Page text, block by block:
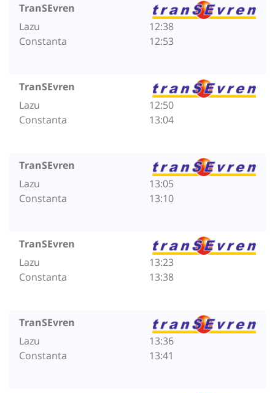
TranSEvren
Lazu
Constanta
12:38
12:53
TranSEvren
Lazu
Constanta
12:50
13:04
TranSEvren
Lazu
Constanta
13:05
13:10
TranSEvren
Lazu
Constanta
13:23
13:38
TranSEvren
Lazu
Constanta
13:36
13:41